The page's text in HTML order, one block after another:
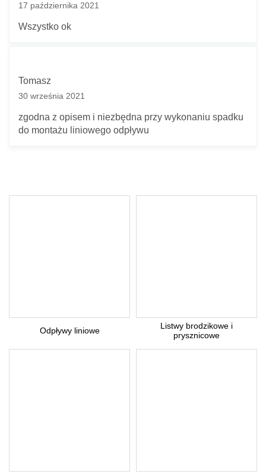
17 października 2021
Wszystko ok
Tomasz
30 września 2021
zgodna z opisem i niezbędna przy wykonaniu spadku
do montażu liniowego odpływu
Odpływy liniowe
Listwy brodzikowe i
prysznicowe